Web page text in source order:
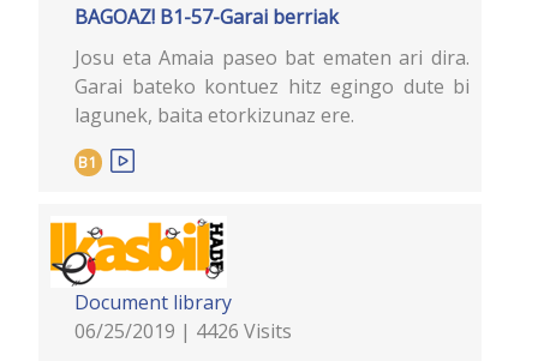
BAGOAZ! B1-57-Garai berriak
Josu eta Amaia paseo bat ematen ari dira.
Garai bateko kontuez hitz egingo dute bi
lagunek, baita etorkizunaz ere.
B1
Document library
06/25/2019 | 4426 Visits